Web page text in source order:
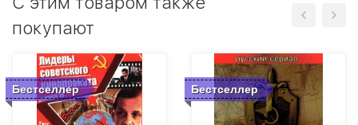
покупают
Бестселлер Бестселлер